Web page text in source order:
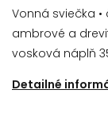
Vonná sviečka
ambrové a
vosková náplň
Detailné